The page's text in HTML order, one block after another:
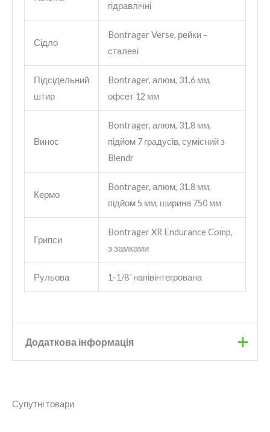
гідравлічні
Сідло
Bontrager Verse, рейки –
сталеві
Підсідельний
штир
Bontrager, алюм, 31.6 мм,
офсет 12 мм
Винос
Bontrager, алюм, 31.8 мм,
підйом 7 градусів, сумісний з
Blendr
Кермо
Bontrager, алюм, 31.8 мм,
підйом 5 мм, ширина 750 мм
Грипси
Bontrager XR Endurance Comp,
з замками
Рульова 1-1/8˝ напівінтегрована
Додаткова інформація
Колір
Супутні товари